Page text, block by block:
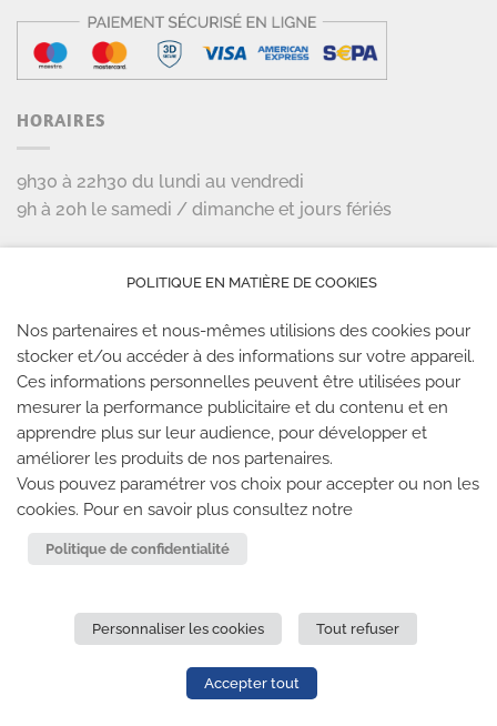
HORAIRES
9h30 à 22h30 du lundi au vendredi
9h à 20h le samedi / dimanche et jours fériés
LES SALLES CLIMB UP
Climb Up vous accueille dans ses salles, partout en
France
TROUVE TA SALLE
MENTIONS LÉGALES
CONFIDENTIALITÉ
DROITS RÉSERVÉS
POLITIQUE EN MATIÈRE DE COOKIES
Nos partenaires et nous-mêmes utilisions des cookies pour
stocker et/ou accéder à des informations sur votre appareil.
Ces informations personnelles peuvent être utilisées pour
mesurer la performance publicitaire et du contenu et en
apprendre plus sur leur audience, pour développer et
améliorer les produits de nos partenaires.
Vous pouvez paramétrer vos choix pour accepter ou non les
cookies. Pour en savoir plus consultez notre
Politique de confidentialité
Personnaliser les cookies Tout refuser
Accepter tout